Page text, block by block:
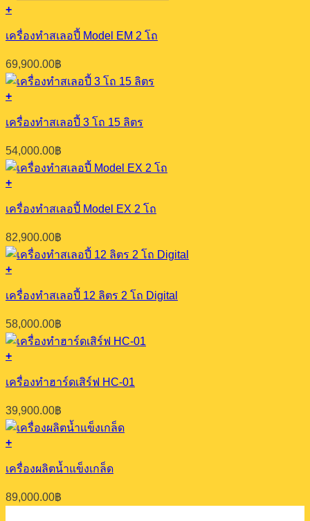
+
เครื่องทำสเลอปี้ Model EM 2 โถ
69,900.00฿
+
เครื่องทำสเลอปี้ 3 โถ 15 ลิตร
54,000.00฿
+
เครื่องทำสเลอปี้ Model EX 2 โถ
82,900.00฿
+
เครื่องทำสเลอปี้ 12 ลิตร 2 โถ Digital
58,000.00฿
+
เครื่องทำฮาร์ดเสิร์ฟ HC-01
39,900.00฿
+
เครื่องผลิตน้ำแข็งเกล็ด
89,000.00฿